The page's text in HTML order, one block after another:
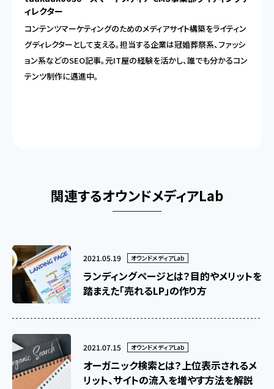
ィレクター
コンテンツマーケティングのためのメディアサイト構築をライティン
グディレクターとして支える。担当する企業は冠婚葬祭系、ファッシ
ョン系などのSEO記事。元IT屋の経験を活かし、誰でも分かるコン
テンツ制作に邁進中。
関連するオウンドメディアLab
オウンドメディアLab
2021.05.19
ランディングページとは？目的やメリットを
踏まえた「売れるLP」の作り方
オウンドメディアLab
2021.07.15
オーガニック検索とは？上位表示されるメ
リット、サイトの流入を増やす方法を解説